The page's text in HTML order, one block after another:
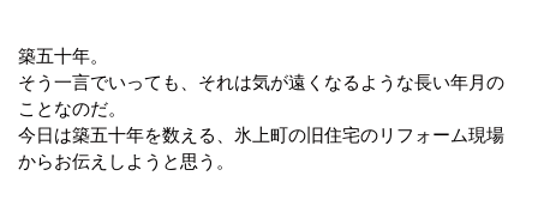
築五十年。
そう一言でいっても、それは気が遠くなるような長い年月の
ことなのだ。
今日は築五十年を数える、氷上町の旧住宅のリフォーム現場
からお伝えしようと思う。